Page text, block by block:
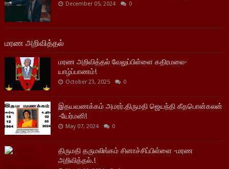
December 05, 2024 0
மரண அறிவித்தல்
மரண அறிவித்தல் வேலுப்பிள்ளை கதிரமலை-
யாழ்ப்பாணம்!
October 23, 2025 0
இதயவணக்கம் அமரர்.திருமதி ஜெயந்தி கீதபொன்கலன்
-யேர்மனி!
May 07, 2024 0
திருமதி தருமலிங்கம் சினாச்சிப்பிள்ளை -மரண
அறிவித்தல்.!